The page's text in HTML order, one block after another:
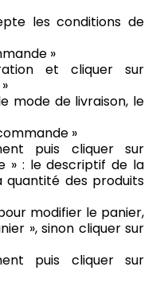
les conditions de
»
et cliquer sur
mode de livraison, le
»
puis cliquer sur
» : le descriptif de la
des produits
modifier le panier,
», sinon cliquer sur
puis cliquer sur